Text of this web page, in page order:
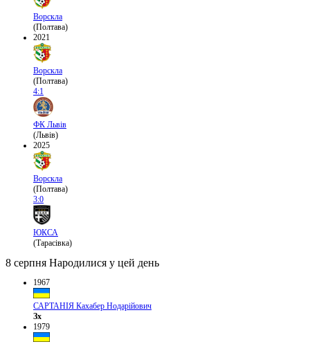
Ворскла
(Полтава)
2021
Ворскла
(Полтава)
4:1
ФК Львів
(Львів)
2025
Ворскла
(Полтава)
3:0
ЮКСА
(Тарасівка)
8 серпня Народилися у цей день
1967
САРТАНІЯ Кахабер Нодарійович
Зх
1979